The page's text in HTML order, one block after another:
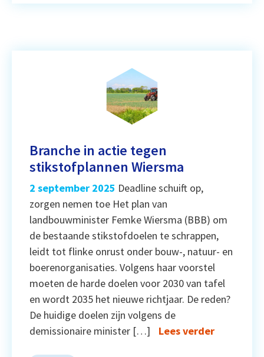
Branche in actie tegen
stikstofplannen Wiersma
2 september 2025 Deadline schuift op,
zorgen nemen toe Het plan van
landbouwminister Femke Wiersma (BBB) om
de bestaande stikstofdoelen te schrappen,
leidt tot flinke onrust onder bouw-, natuur- en
boerenorganisaties. Volgens haar voorstel
moeten de harde doelen voor 2030 van tafel
en wordt 2035 het nieuwe richtjaar. De reden?
De huidige doelen zijn volgens de
demissionaire minister […]
Lees verder